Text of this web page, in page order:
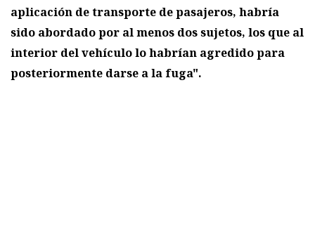
aplicación de transporte de pasajeros, habría
sido abordado por al menos dos sujetos, los que al
interior del vehículo lo habrían agredido para
posteriormente darse a la fuga".